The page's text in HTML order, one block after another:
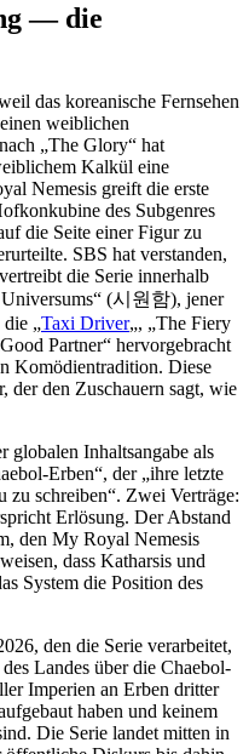
— die
das koreanische Fernsehen
weiblichen
„The Glory“ hat
Kalkül eine
Nemesis greift die erste
des Subgenres
die Seite einer Figur zu
SBS hat verstanden,
die Serie innerhalb
(시원함), jener
die „Taxi Driver„, „The Fiery
Partner“ hervorgebracht
Komödientradition. Diese
der den Zuschauern sagt, wie
globalen Inhaltsangabe als
Erben“, der „ihre letzte
zu schreiben“. Zwei Verträge:
Erlösung. Der Abstand
den My Royal Nemesis
dass Katharsis und
System die Position des
den die Serie verarbeitet,
Landes über die Chaebol-
Imperien an Erben dritter
haben und keinem
Die Serie landet mitten in